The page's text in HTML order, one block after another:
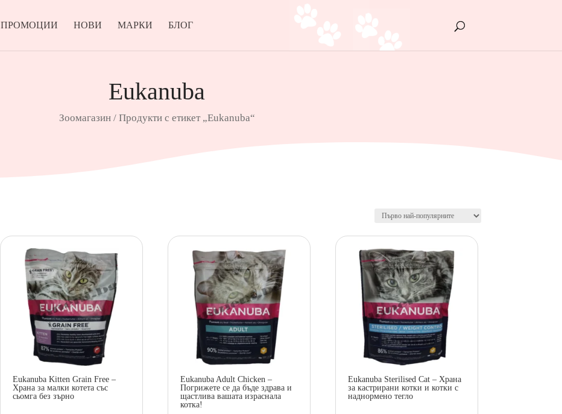
ПРОМОЦИИ НОВИ МАРКИ БЛОГ
Eukanuba
Зоомагазин/ Продукти с етикет „Eukanuba“
Eukanuba Kitten Grain Free –
Храна за малки котета със
сьомга без зърно
Eukanuba Adult Chicken –
Погрижете се да бъде здрава и
щастлива вашата израснала
котка!
Eukanuba Sterilised Cat – Храна
за кастрирани котки и котки с
наднормено тегло